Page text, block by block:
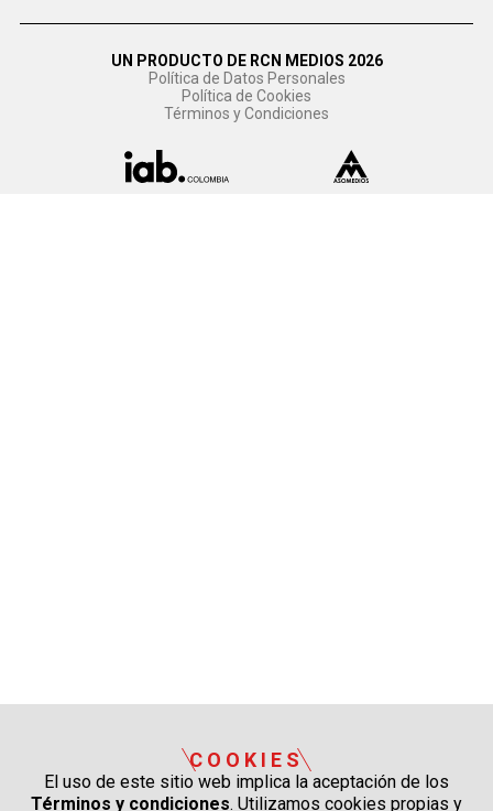
UN PRODUCTO DE RCN MEDIOS 2026
Política de Datos Personales
Política de Cookies
Términos y Condiciones
COOKIES
El uso de este sitio web implica la aceptación de los
Términos y condiciones. Utilizamos cookies propias y